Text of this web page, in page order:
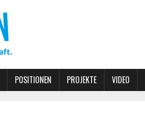
POSITIONEN PROJEKTE VIDEO